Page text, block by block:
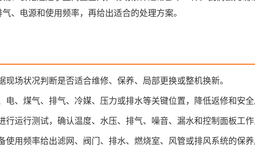
、电源和使用频率，再给出适合的处理方案。
现场状况判断是否适合维修、保养、局部更换或整机换新。
电、煤气、排气、冷媒、压力或排水等关键位置，降低返修和安全
行运行测试，确认温度、水压、排气、噪音、漏水和控制面板工作
使用频率给出滤网、阀门、排水、燃烧室、风管或排风系统的保养